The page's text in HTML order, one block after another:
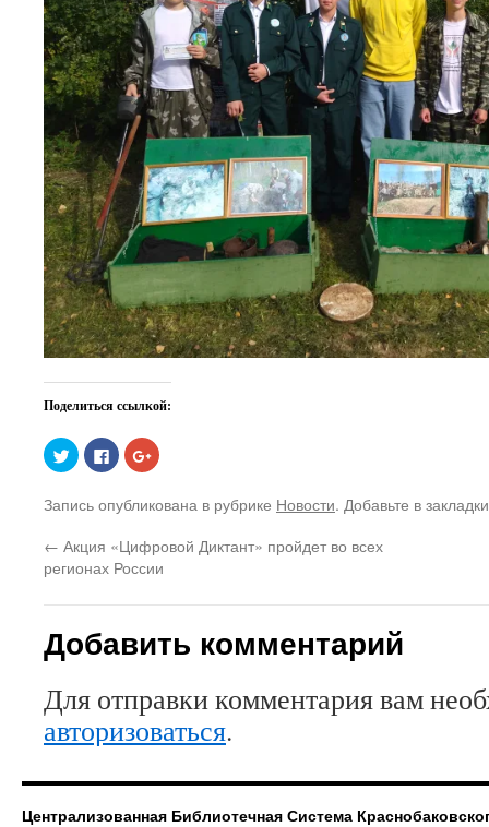
Поделиться ссылкой:
Нажмите,
чтобы
поделиться
Twitter
(Открывается
новом
окне)
Нажмите
здесь,
чтобы
контентом
на
(Открывается
в
новом
Нажмите,
чтобы
Google+
(Открывается
новом
окне)
Запись опубликована в рубрике Новости. Добавьте в
← Акция «Цифровой Диктант» пройдет во всех
регионах России
Добавить комментарий
Для отправки комментария вам
авторизоваться.
Централизованная Библиотечная Система